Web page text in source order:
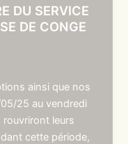
DU SERVICE
DE CONGE
ainsi que nos
25 au vendredi
leurs
cette période,